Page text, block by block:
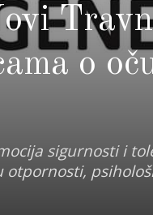
o
sigurnosti i